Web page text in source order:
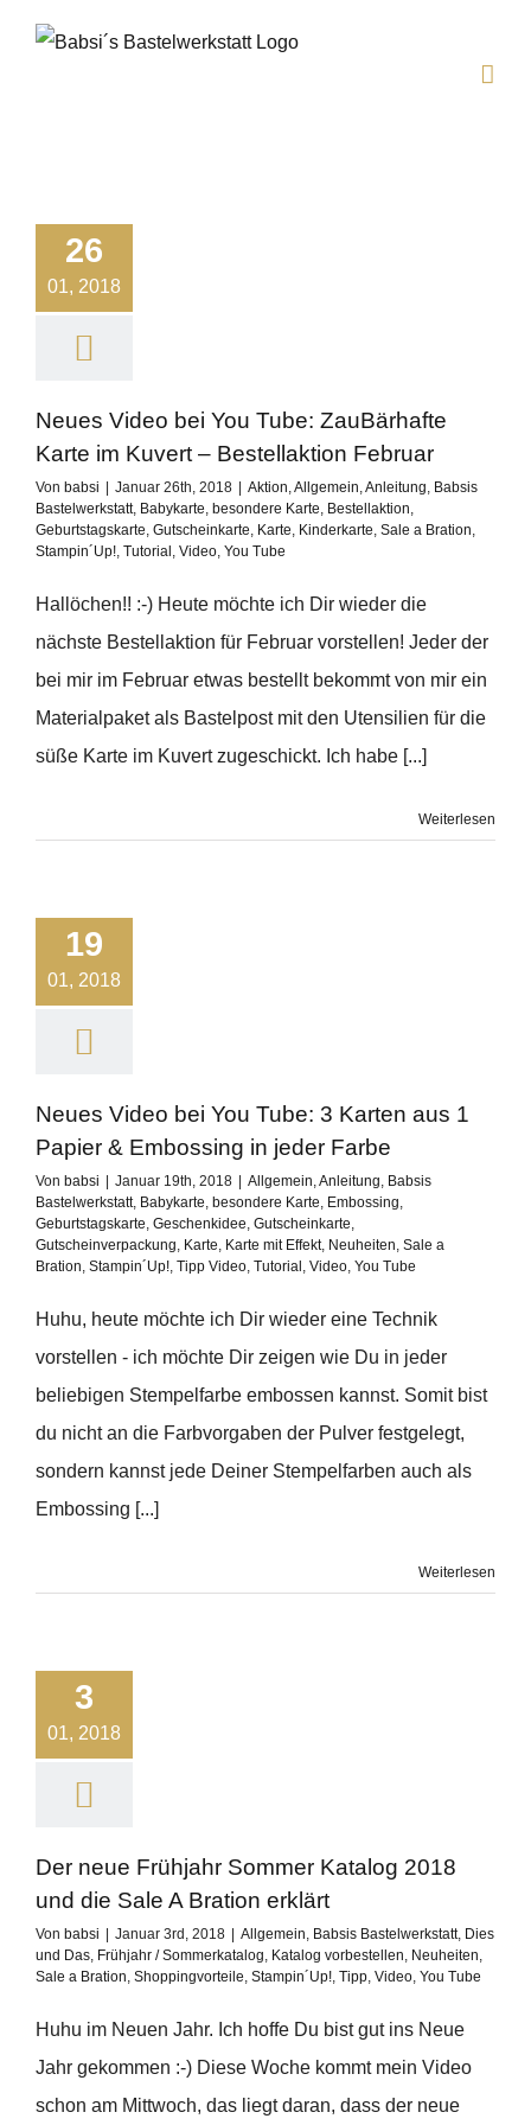
26
01, 2018
Neues Video bei You Tube: ZauBärhafte
Karte im Kuvert – Bestellaktion Februar
Von babsi Januar 26th, 2018 Aktion,Allgemein,Anleitung, Babsis
Bastelwerkstatt, Babykarte, besondere Karte, Bestellaktion,
Geburtstagskarte, Gutscheinkarte, Karte, Kinderkarte, Sale a Bration,
Stampin´Up!, Tutorial , Video, You Tube
Hallöchen!! :-) Heute möchte ich Dir wieder die
nächste Bestellaktion für Februar vorstellen! Jeder der
bei mir im Februar etwas bestellt bekommt von mir ein
Materialpaket als Bastelpost mit den Utensilien für die
süße Karte im Kuvert zugeschickt. Ich habe [...]
Weiterlesen
19
01, 2018
Neues Video bei You Tube: 3 Karten aus 1
Papier & Embossing in jeder Farbe
Von babsi Januar 19th, 2018 Allgemein,Anleitung, Babsis
Bastelwerkstatt, Babykarte, besondere Karte, Embossing,
Geburtstagskarte, Geschenkidee, Gutscheinkarte,
Gutscheinverpackung, Karte, Karte mit Effekt, Neuheiten, Sale a
Bration, Stampin´Up!, Tipp Video, Tutorial , Video, You Tube
Huhu, heute möchte ich Dir wieder eine Technik
vorstellen - ich möchte Dir zeigen wie Du in jeder
beliebigen Stempelfarbe embossen kannst. Somit bist
du nicht an die Farbvorgaben der Pulver festgelegt,
sondern kannst jede Deiner Stempelfarben auch als
Embossing [...]
Weiterlesen
3
01, 2018
Der neue Frühjahr Sommer Katalog 2018
und die Sale A Bration erklärt
Von babsi Januar 3rd, 2018 Allgemein, Babsis Bastelwerkstatt, Dies
und Das, Frühjahr / Sommerkatalog, Katalog vorbestellen, Neuheiten,
Sale a Bration, Shoppingvorteile, Stampin´Up!, Tipp, Video, You Tube
Huhu im Neuen Jahr. Ich hoffe Du bist gut ins Neue
Jahr gekommen :-) Diese Woche kommt mein Video
schon am Mittwoch, das liegt daran, dass der neue